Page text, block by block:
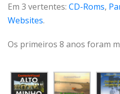
Em 3 vertentes: CD-Roms,
Websites.
Os primeiros 8 anos foram